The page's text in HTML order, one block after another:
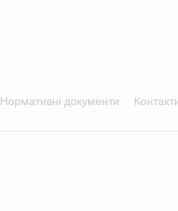
Нормативні документи